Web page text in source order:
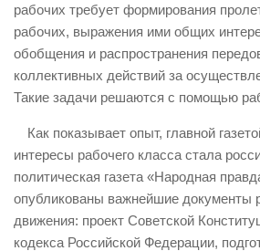
рабочих требует формирования
рабочих, выражения ими общих
обобщения и распространения
коллективных действий за
Такие задачи решаются с помощью
Как показывает опыт, главной
интересы рабочего класса стала
политическая газета «Народная
опубликованы важнейшие документы
движения: проект Советской
кодекса Российской Федерации,